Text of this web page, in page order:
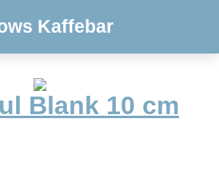
Kaffebar
Blank 10 cm